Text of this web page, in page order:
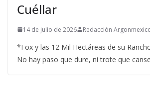
Cuéllar
14 de julio de 2026 Redacción
*Fox y las 12 Mil Hectáreas de su
No hay paso que dure, ni trote que